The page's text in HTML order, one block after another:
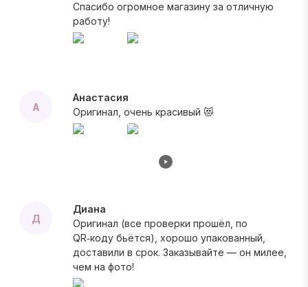
Спасибо огромное магазину за отличную
работу!
А
Анастасия
Оригинал, очень красивый 😻
Д
Диана
Оригинал (все проверки прошёл, по
QR‑коду бьётся), хорошо упакованный,
доставили в срок. Заказывайте — он милее,
чем на фото!